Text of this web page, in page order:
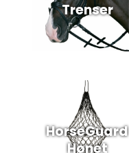
Trenser
HorseGuard
Hønet